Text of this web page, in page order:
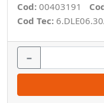
Cod: 00403191
Cod Tec:
−